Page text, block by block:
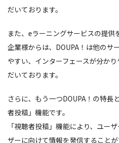
だいております。
また、eラーニングサービスの提供
企業様からは、DOUPA！は他のサ
やすい、インターフェースが分か
だいております。
さらに、もう一つDOUPA！の特長
者投稿」機能です。
「視聴者投稿」機能により、ユー
ザーに向けて情報を発信すること